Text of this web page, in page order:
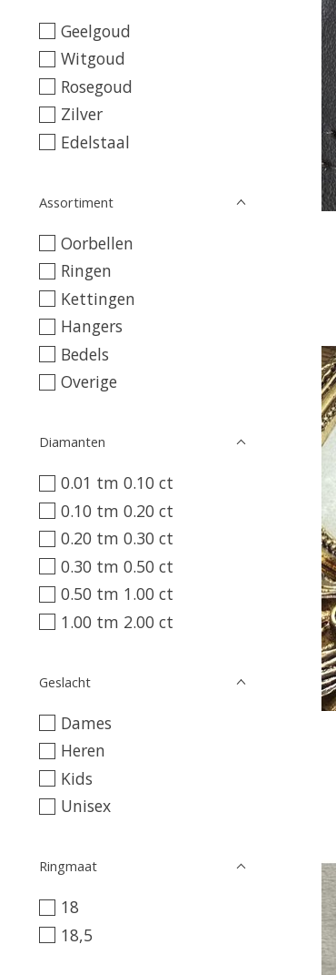
Geelgoud
Witgoud
Rosegoud
Zilver
Edelstaal
Assortiment
Oorbellen
Ringen
Kettingen
Hangers
Bedels
Overige
Diamanten
0.01 tm 0.10 ct
0.10 tm 0.20 ct
0.20 tm 0.30 ct
0.30 tm 0.50 ct
0.50 tm 1.00 ct
1.00 tm 2.00 ct
Geslacht
Dames
Heren
Kids
Unisex
Ringmaat
18
18,5